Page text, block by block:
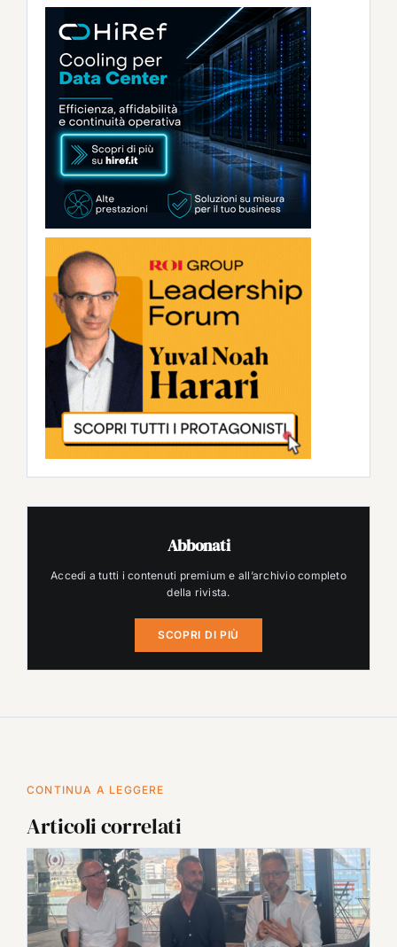
Abbonati
Accedi a tutti i contenuti premium e all’archivio completo
della rivista.
SCOPRI DI PIÙ
CONTINUA A LEGGERE
Articoli correlati